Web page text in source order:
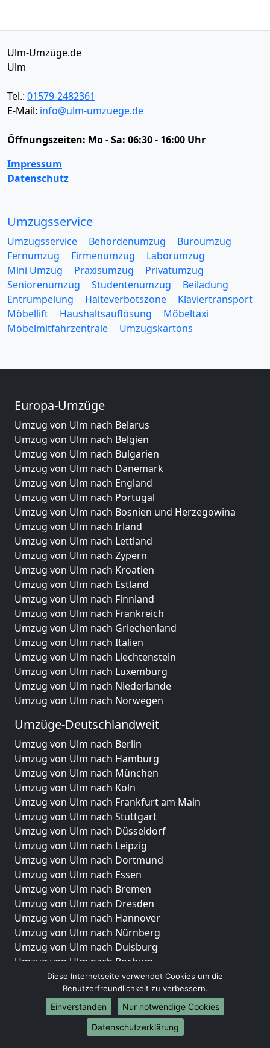
Ulm-Umzüge.de
Ulm
Tel.: 01579-2482361
E-Mail: info@ulm-umzuege.de
Öffnungszeiten: Mo - Sa: 06:30 - 16:00 Uhr
Impressum
Datenschutz
Umzugsservice
Umzugsservice Behördenumzug
Büroumzug
Fernumzug
Firmenumzug
Laborumzug
Mini Umzug
Praxisumzug
Privatumzug
Seniorenumzug
Studentenumzug
Beiladung
Entrümpelung
Halteverbotszone
Klaviertransport
Möbellift
Haushaltsauflösung
Möbeltaxi
Möbelmitfahrzentrale
Umzugskartons
Europa-Umzüge
Umzug von Ulm nach Belarus
Umzug von Ulm nach Belgien
Umzug von Ulm nach Bulgarien
Umzug von Ulm nach Dänemark
Umzug von Ulm nach England
Umzug von Ulm nach Portugal
Umzug von Ulm nach Bosnien und Herzegowina
Umzug von Ulm nach Irland
Umzug von Ulm nach Lettland
Umzug von Ulm nach Zypern
Umzug von Ulm nach Kroatien
Umzug von Ulm nach Estland
Umzug von Ulm nach Finnland
Umzug von Ulm nach Frankreich
Umzug von Ulm nach Griechenland
Umzug von Ulm nach Italien
Umzug von Ulm nach Liechtenstein
Umzug von Ulm nach Luxemburg
Umzug von Ulm nach Niederlande
Umzug von Ulm nach Norwegen
Umzüge-Deutschlandweit
Umzug von Ulm nach Berlin
Umzug von Ulm nach Hamburg
Umzug von Ulm nach München
Umzug von Ulm nach Köln
Umzug von Ulm nach Frankfurt am Main
Umzug von Ulm nach Stuttgart
Umzug von Ulm nach Düsseldorf
Umzug von Ulm nach Leipzig
Umzug von Ulm nach Dortmund
Umzug von Ulm nach Essen
Umzug von Ulm nach Bremen
Umzug von Ulm nach Dresden
Umzug von Ulm nach Hannover
Umzug von Ulm nach Nürnberg
Umzug von Ulm nach Duisburg
Umzug von Ulm nach Bochum
Umzug von Ulm nach Wuppertal
Umzug von Ulm nach Bielefeld
Umzug von Ulm nach Bonn
Umzug von Ulm nach Münster
Diese Internetseite verwendet Cookies um die
Benutzerfreundlichkeit zu verbessern.
Einverstanden
Nur notwendige Cookies
Datenschutzerklärung